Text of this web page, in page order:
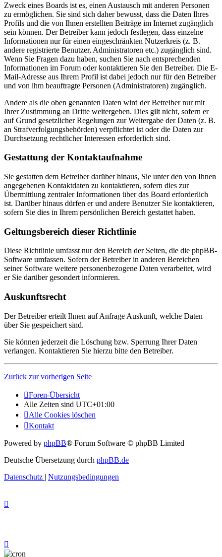
Zweck eines Boards ist es, einen Austausch mit anderen Personen
zu ermöglichen. Sie sind sich daher bewusst, dass die Daten Ihres
Profils und die von Ihnen erstellten Beiträge im Internet zugänglich
sein können. Der Betreiber kann jedoch festlegen, dass einzelne
Informationen nur für einen eingeschränkten Nutzerkreis (z. B.
andere registrierte Benutzer, Administratoren etc.) zugänglich sind.
Wenn Sie Fragen dazu haben, suchen Sie nach entsprechenden
Informationen im Forum oder kontaktieren Sie den Betreiber. Die E-
Mail-Adresse aus Ihrem Profil ist dabei jedoch nur für den Betreiber
und von ihm beauftragte Personen (Administratoren) zugänglich.
Andere als die oben genannten Daten wird der Betreiber nur mit
Ihrer Zustimmung an Dritte weitergeben. Dies gilt nicht, sofern er
auf Grund gesetzlicher Regelungen zur Weitergabe der Daten (z. B.
an Strafverfolgungsbehörden) verpflichtet ist oder die Daten zur
Durchsetzung rechtlicher Interessen erforderlich sind.
Gestattung der Kontaktaufnahme
Sie gestatten dem Betreiber darüber hinaus, Sie unter den von Ihnen
angegebenen Kontaktdaten zu kontaktieren, sofern dies zur
Übermittlung zentraler Informationen über das Board erforderlich
ist. Darüber hinaus dürfen er und andere Benutzer Sie kontaktieren,
sofern Sie dies in Ihrem persönlichen Bereich gestattet haben.
Geltungsbereich dieser Richtlinie
Diese Richtlinie umfasst nur den Bereich der Seiten, die die phpBB-
Software umfassen. Sofern der Betreiber in anderen Bereichen
seiner Software weitere personenbezogene Daten verarbeitet, wird
er Sie darüber gesondert informieren.
Auskunftsrecht
Der Betreiber erteilt Ihnen auf Anfrage Auskunft, welche Daten
über Sie gespeichert sind.
Sie können jederzeit die Löschung bzw. Sperrung Ihrer Daten
verlangen. Kontaktieren Sie hierzu bitte den Betreiber.
Zurück zur vorherigen Seite
Foren-Übersicht
Alle Zeiten sind UTC+01:00
Alle Cookies löschen
Kontakt
Powered by phpBB® Forum Software © phpBB Limited
Deutsche Übersetzung durch phpBB.de
Datenschutz | Nutzungsbedingungen